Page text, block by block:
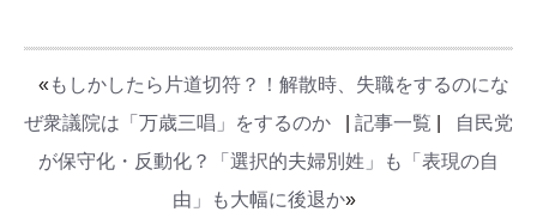
« もしかしたら片道切符？！解散時、失職をするのにな
ぜ衆議院は「万歳三唱」をするのか
記事一覧
自民党
が保守化・反動化？「選択的夫婦別姓」も「表現の自
由」も大幅に後退か»